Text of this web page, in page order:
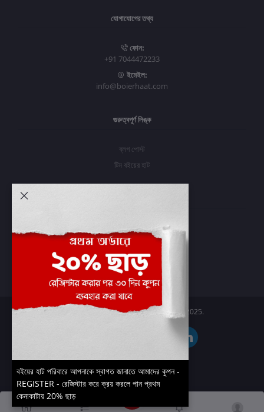
যোগাযোগের তথ্য
ফোন:
+91 7044472233
ইমেইল:
info@boierhaat.com
গুরুত্বপূর্ণ লিঙ্ক
ব্লগ পোস্ট
টিম বইয়ের হাট
প্রবেশ করুন
অর্ডার ইতিহাস
আমার ইচ্ছাগুলি
অর্ডার ট্র্যাকিং
Boier Haat™ | © All rights reserved 2025.
বইয়ের হাট পরিবারে আপনাকে স্বাগত জানাতে আমাদের কুপন -
REGISTER - রেজিস্টার করে ক্রয় করলে পান প্রথম
কেনাকাটায় 20% ছাড়